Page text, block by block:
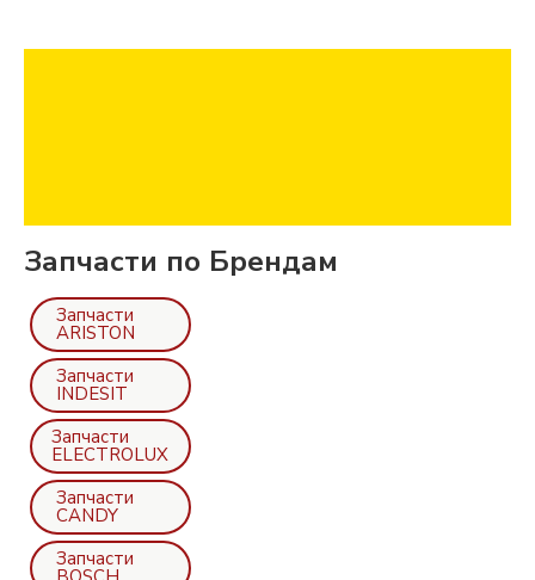
Запчасти по Брендам
Запчасти
ARISTON
Запчасти
INDESIT
Запчасти
ELECTROLUX
Запчасти
CANDY
Запчасти